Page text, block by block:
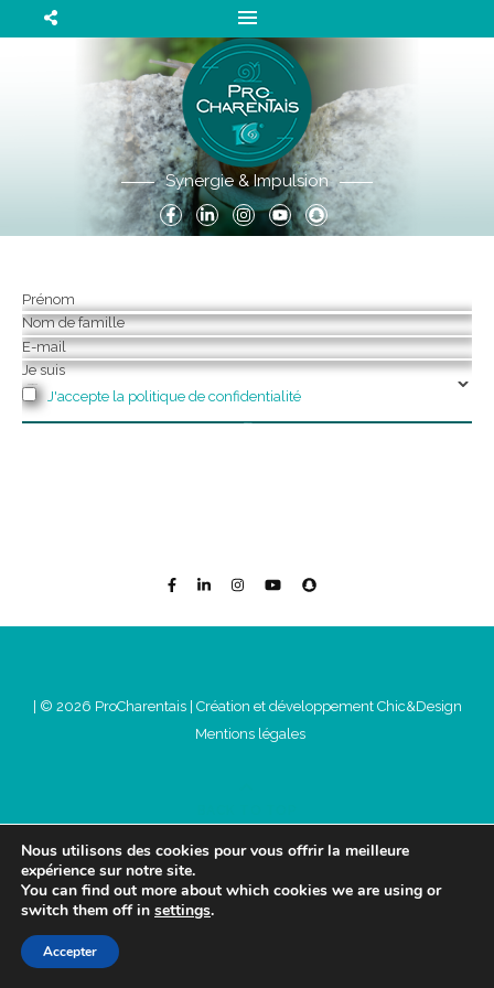
Synergie & Impulsion
Prénom
Nom de famille
E-mail
Je suis
J'accepte la politique de confidentialité
| © 2026 ProCharentais | Création et développement Chic&Design
Mentions légales
Nous utilisons des cookies pour vous offrir la meilleure
expérience sur notre site.
You can find out more about which cookies we are using or
switch them off in settings.
Accepter